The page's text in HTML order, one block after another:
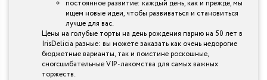
постоянное развитие: каждый день, как и прежде, мы
ищем новые идеи, чтобы развиваться и становиться
лучше для вас.
Цены на голубые торты на день рождения парню на 50 лет в
IrisDelicia разные: вы можете заказать как очень недорогие
бюджетные варианты, так и поистине роскошные,
сногсшибательные VIP-лакомства для самых важных
торжеств.